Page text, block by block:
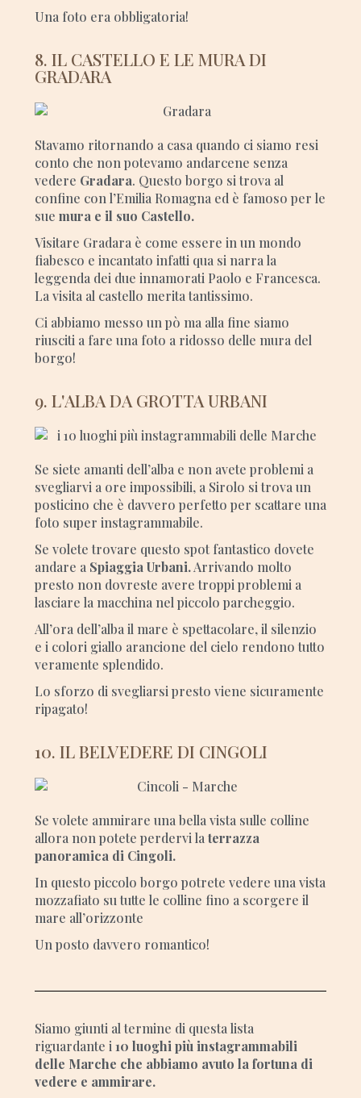
Una foto era obbligatoria!
8. IL CASTELLO E LE MURA DI
GRADARA
Stavamo ritornando a casa quando ci siamo resi
conto che non potevamo andarcene senza
vedere Gradara. Questo borgo si trova al
confine con l’Emilia Romagna ed è famoso per le
sue mura e il suo Castello.
Visitare Gradara è come essere in un mondo
fiabesco e incantato infatti qua si narra la
leggenda dei due innamorati Paolo e Francesca.
La visita al castello merita tantissimo.
Ci abbiamo messo un pò ma alla fine siamo
riusciti a fare una foto a ridosso delle mura del
borgo!
9. L'ALBA DA GROTTA URBANI
Se siete amanti dell’alba e non avete problemi a
svegliarvi a ore impossibili, a Sirolo si trova un
posticino che è davvero perfetto per scattare una
foto super instagrammabile.
Se volete trovare questo spot fantastico dovete
andare a Spiaggia Urbani.Arrivando molto
presto non dovreste avere troppi problemi a
lasciare la macchina nel piccolo parcheggio.
All’ora dell’alba il mare è spettacolare, il silenzio
e i colori giallo arancione del cielo rendono tutto
veramente splendido.
Lo sforzo di svegliarsi presto viene sicuramente
ripagato!
10. IL BELVEDERE DI CINGOLI
Se volete ammirare una bella vista sulle colline
allora non potete perdervi la terrazza
panoramica di Cingoli.
In questo piccolo borgo potrete vedere una vista
mozzafiato su tutte le colline fino a scorgere il
mare all’orizzonte
Un posto davvero romantico!
Siamo giunti al termine di questa lista
riguardante i 10 luoghi più instagrammabili
delle Marche che abbiamo avuto la fortuna di
vedere e ammirare.